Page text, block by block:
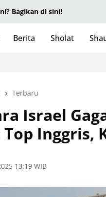
Bagikan di sini!
Berita Sholat
Terbaru
Israel
Inggris,
13:19 WIB